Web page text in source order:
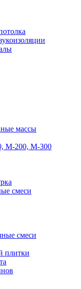
массы
М-200, М-300
смеси
смеси
плитки